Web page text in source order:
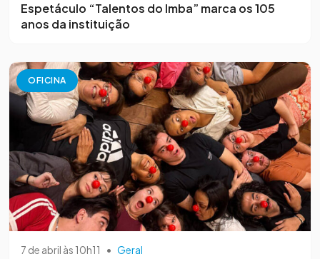
Espetáculo “Talentos do Imba” marca os 105
anos da instituição
OFICINA
7 de abril às 10h11 • Geral